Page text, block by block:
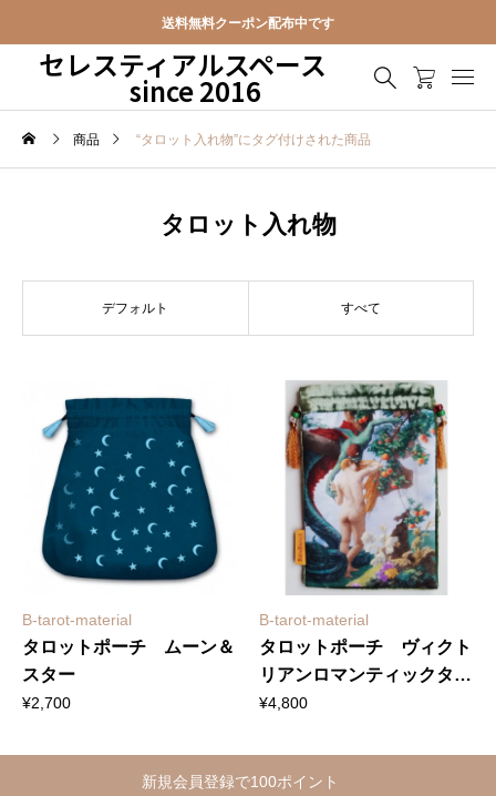
送料無料クーポン配布中です
セレスティアルスペース
since 2016
商品 “タロット入れ物”にタグ付けされた商品
タロット入れ物
デフォルト すべて
B-tarot-material
タロットポーチ ムーン＆
スター
¥2,700
B-tarot-material
タロットポーチ ヴィクト
リアンロマンティックタロ
ット デビルのカードより
¥4,800
新規会員登録で100ポイント